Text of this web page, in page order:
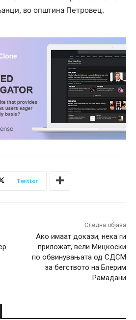
во општина Петровец.
Twitter
Следна објава
Ако имаат докази, нека ги
приложат, вели Мицкоски
по обвинувањата од СДСМ
за бегството на Блерим
Рамадани